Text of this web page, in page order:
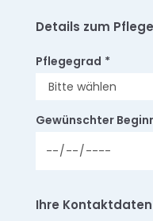
Details zum
Pflegegrad *
Gewünschter
Ihre Kontaktdaten